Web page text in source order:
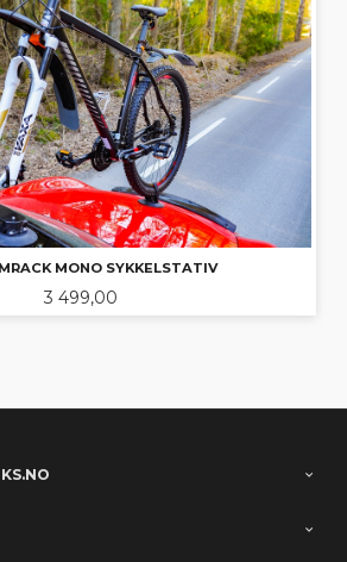
MONO SYKKELSTATIV
Pris
3 499,00